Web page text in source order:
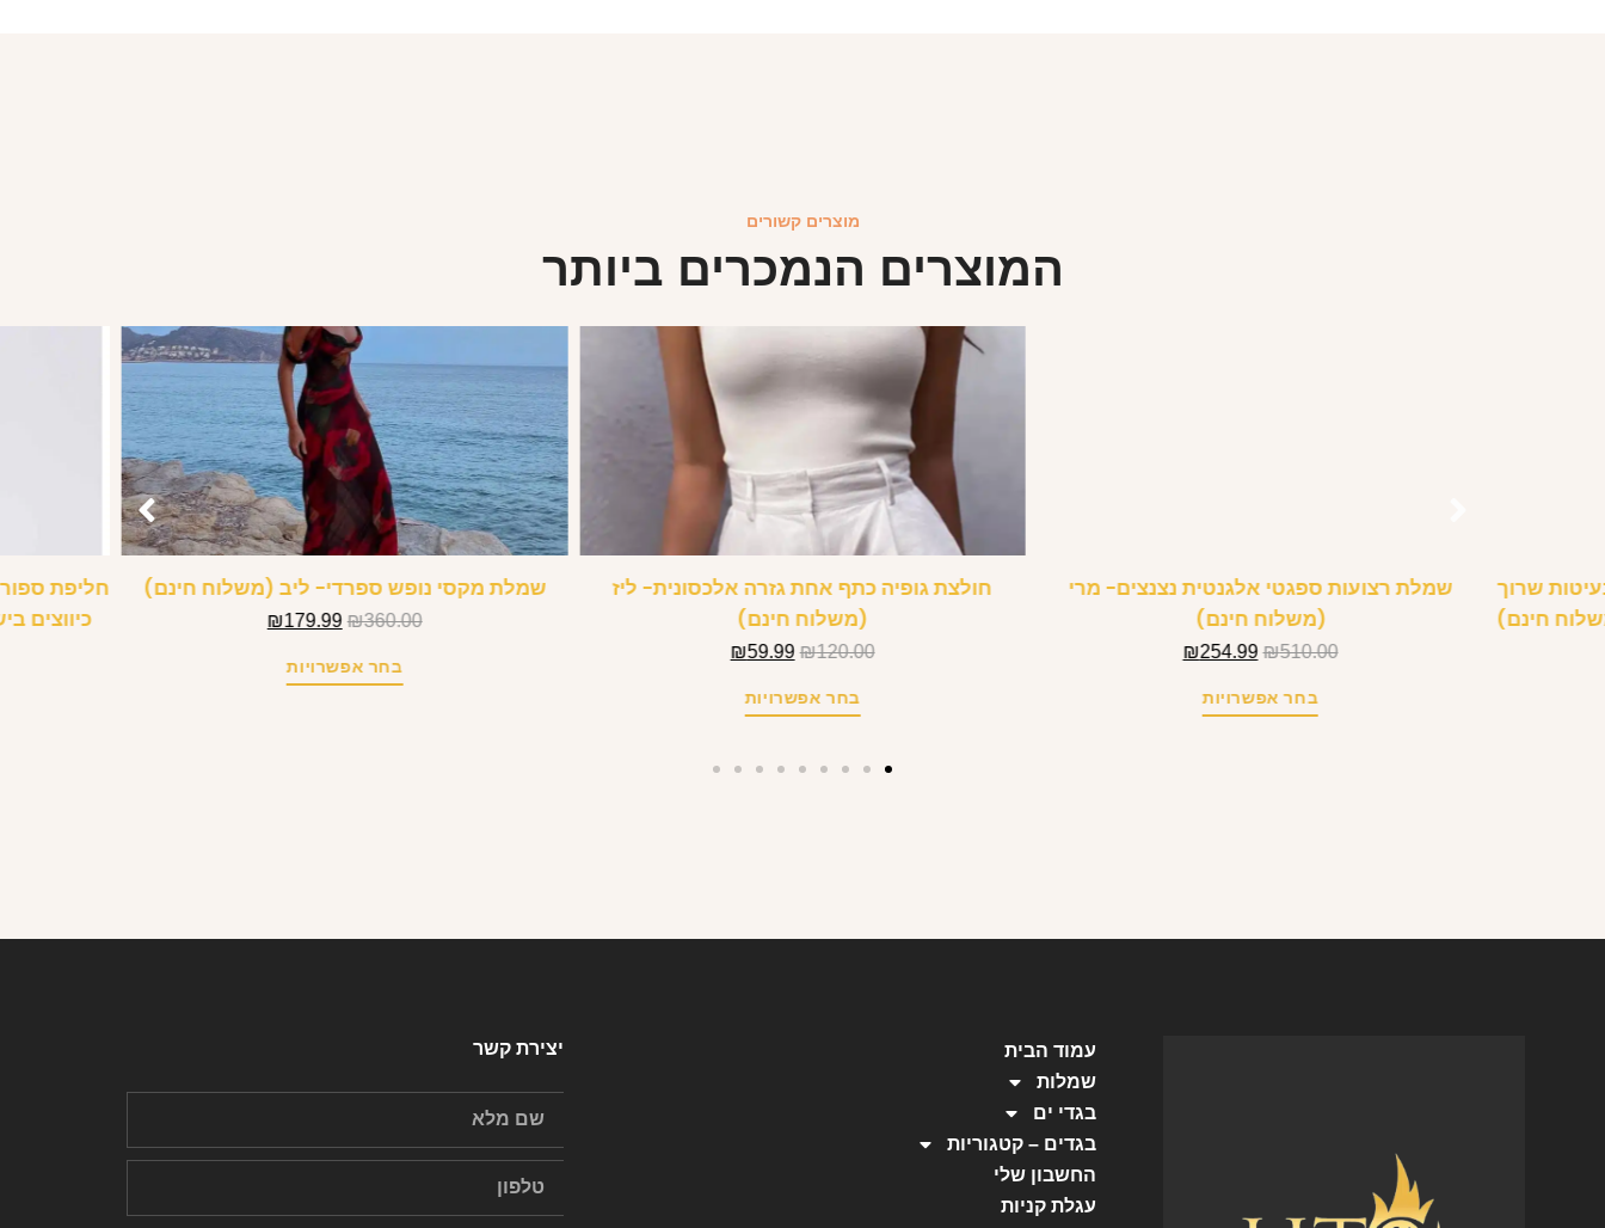
מוצרים קשורים
המוצרים הנמכרים ביותר
שרוך
חינם)
שמלת רצועות ספגטי אלגנטית נצנצים- מרי
(משלוח חינם)
₪510.00
₪254.99
בחר אפשרויות
חולצת גופיה כתף אחת גזרה אלכסונית- ליז
(משלוח חינם)
₪120.00
₪59.99
בחר אפשרויות
שמלת מקסי נופש ספרדי- ליב (משלוח חינם)
₪360.00
₪179.99
בחר אפשרויות
חליפת
כיווצים
עמוד הבית
שמלות
בגדי ים
בגדים – קטגוריות
החשבון שלי
עגלת קניות
יצירת קשר